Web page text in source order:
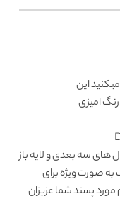
این
امیزی
های سه بعدی و لایه باز
به صورت ویژه برای
مورد پسند شما عزیزان